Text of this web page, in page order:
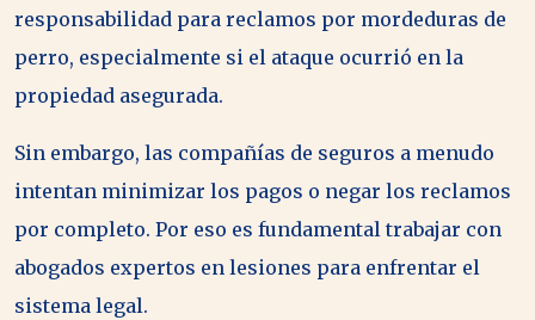
responsabilidad para reclamos por mordeduras de
perro, especialmente si el ataque ocurrió en la
propiedad asegurada.
Sin embargo, las compañías de seguros a menudo
intentan minimizar los pagos o negar los reclamos
por completo. Por eso es fundamental trabajar con
abogados expertos en lesiones para enfrentar el
sistema legal.